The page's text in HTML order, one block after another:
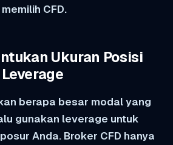
CFD.
Ukuran Posisi
berapa besar modal yang
gunakan leverage untuk
Anda. Broker CFD hanya